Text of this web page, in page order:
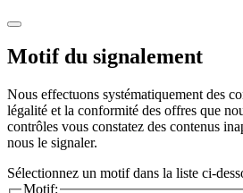
Motif du signalement
Nous effectuons systématiquement des
légalité et la conformité des offres que
contrôles vous constatez des contenus
nous le signaler.
Sélectionnez un motif dans la liste ci-
Motif: